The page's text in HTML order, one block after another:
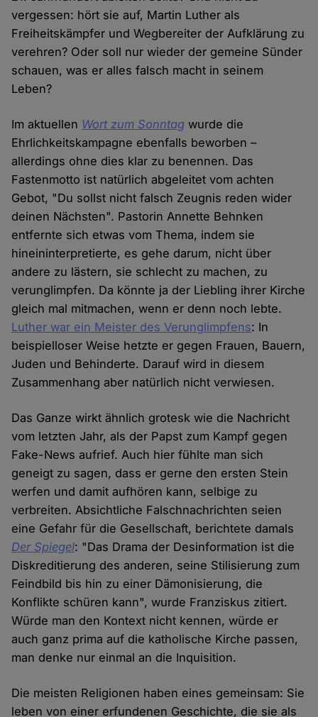
vergessen: hört sie auf, Martin Luther als
Freiheitskämpfer und Wegbereiter der Aufklärung zu
verehren? Oder soll nur wieder der gemeine Sünder
schauen, was er alles falsch macht in seinem
Leben?
Im aktuellen Wort zum Sonntag wurde die
Ehrlichkeitskampagne ebenfalls beworben –
allerdings ohne dies klar zu benennen. Das
Fastenmotto ist natürlich abgeleitet vom achten
Gebot, "Du sollst nicht falsch Zeugnis reden wider
deinen Nächsten". Pastorin Annette Behnken
entfernte sich etwas vom Thema, indem sie
hineininterpretierte, es gehe darum, nicht über
andere zu lästern, sie schlecht zu machen, zu
verunglimpfen. Da könnte ja der Liebling ihrer Kirche
gleich mal mitmachen, wenn er denn noch lebte.
Luther war ein Meister des Verunglimpfens: In
beispielloser Weise hetzte er gegen Frauen, Bauern,
Juden und Behinderte. Darauf wird in diesem
Zusammenhang aber natürlich nicht verwiesen.
Das Ganze wirkt ähnlich grotesk wie die Nachricht
vom letzten Jahr, als der Papst zum Kampf gegen
Fake-News aufrief. Auch hier fühlte man sich
geneigt zu sagen, dass er gerne den ersten Stein
werfen und damit aufhören kann, selbige zu
verbreiten. Absichtliche Falschnachrichten seien
eine Gefahr für die Gesellschaft, berichtete damals
Der Spiegel: "Das Drama der Desinformation ist die
Diskreditierung des anderen, seine Stilisierung zum
Feindbild bis hin zu einer Dämonisierung, die
Konflikte schüren kann", wurde Franziskus zitiert.
Würde man den Kontext nicht kennen, würde er
auch ganz prima auf die katholische Kirche passen,
man denke nur einmal an die Inquisition.
Die meisten Religionen haben eines gemeinsam: Sie
leben von einer erfundenen Geschichte, die sie als